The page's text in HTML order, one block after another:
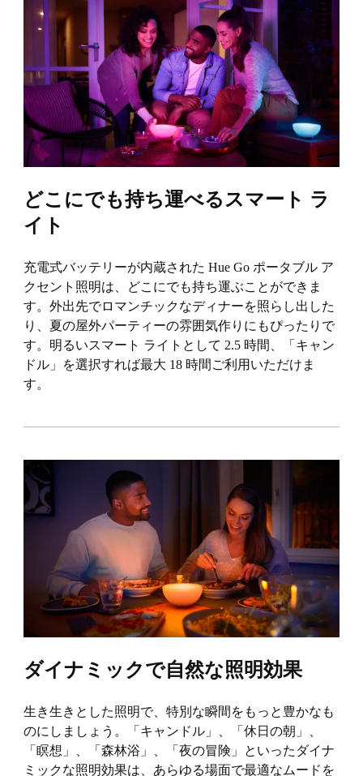
どこにでも持ち運べるスマート ラ
イト
充電式バッテリーが内蔵された Hue Go ポータブル ア
クセント照明は、どこにでも持ち運ぶことができま
す。外出先でロマンチックなディナーを照らし出した
り、夏の屋外パーティーの雰囲気作りにもぴったりで
す。明るいスマート ライトとして 2.5 時間、「キャン
ドル」を選択すれば最大 18 時間ご利用いただけま
す。
ダイナミックで自然な照明効果
生き生きとした照明で、特別な瞬間をもっと豊かなも
のにしましょう。「キャンドル」、「休日の朝」、
「瞑想」、「森林浴」、「夜の冒険」といったダイナ
ミックな照明効果は、あらゆる場面で最適なムードを